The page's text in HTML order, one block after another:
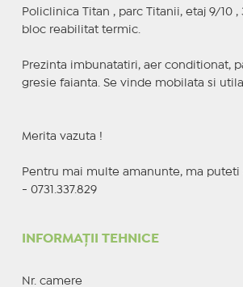
Policlinica Titan , parc Titanii, etaj 9/10 ,
bloc reabilitat termic.
Prezinta imbunatatiri, aer conditionat,
gresie faianta. Se vinde mobilata si
Merita vazuta !
Pentru mai multe amanunte, ma puteti
- 0731.337.829
INFORMAȚII TEHNICE
Nr. camere